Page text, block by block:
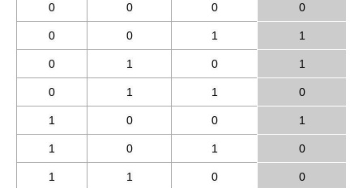
0 0 0 0
0 0 1 1
0 1 0 1
0 1 1 0
1 0 0 1
1 0 1 0
1 1 0 0